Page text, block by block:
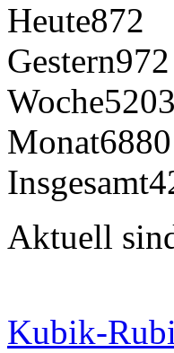
Heute872
Gestern972
Woche5203
Monat6880
Insgesamt
Aktuell
Kubik-